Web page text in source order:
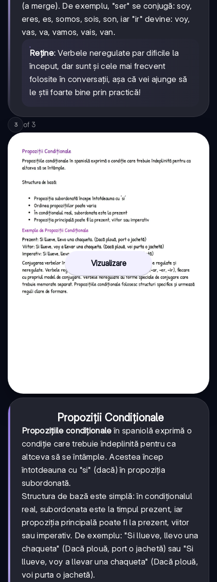
(a merge). De exemplu, "ser" se conjugă: soy,
eres, es, somos, sois, son, iar "ir" devine: voy,
vas, va, vamos, vais, van.
Reține: Verbele neregulate par dificile la
început, dar sunt și cele mai frecvent
folosite în conversații, așa că vei ajunge să
le știi foarte bine prin practică!
3 of 3
Vizualizare
Propoziții Condiţionale
Propozițiile condiționale în spaniolă exprimă o
condiție care trebuie îndeplinită pentru ca
altceva să se întâmple. Acestea încep
întotdeauna cu "si" (dacă) în propoziția
subordonată.
Structura de bază este simplă: în condiționalul
real, subordonata este la timpul prezent, iar
propoziția principală poate fi la prezent, viitor
sau imperativ. De exemplu: "Si llueve, llevo una
chaqueta" (Dacă plouă, port o jachetă) sau "Si
llueve, voy a llevar una chaqueta" (Dacă plouă,
voi purta o jachetă).